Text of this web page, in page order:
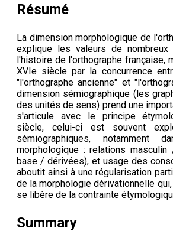
Résumé
La dimension morphologique de
explique les valeurs de nombreux
l'histoire de l'orthographe française,
XVIe siècle par la concurrence
"l'orthographe ancienne" et
dimension sémiographique (les
des unités de sens) prend une
s'articule avec le principe
siècle, celui-ci est souvent
sémiographiques, notamment
morphologique : relations
base / dérivées), et usage des
aboutit ainsi à une régularisation
de la morphologie dérivationnelle
se libère de la contrainte
Summary